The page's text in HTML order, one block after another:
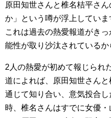
原田知世さんと椎名桔平さ
か」という噂が浮上していま
これは過去の熱愛報道がき
能性が取り沙汰されているか
2人の熱愛が初めて報じられ
道によれば、原田知世さん
通じて知り合い、意気投合
時、椎名さんはすでに女優